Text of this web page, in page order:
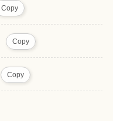
Copy
Copy
Copy